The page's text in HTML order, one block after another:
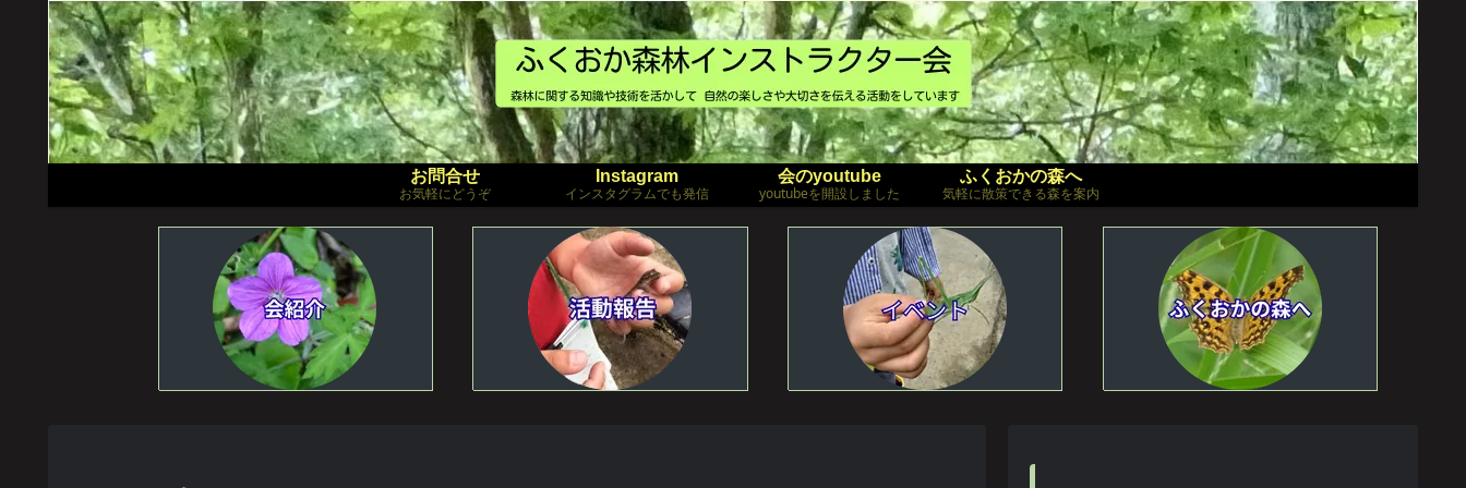
お問合せ
お気軽にどうぞ
Instagram
インスタグラムでも発信
会のyoutube
youtubeを開設しました
ふくおかの森へ
気軽に散策できる森を案内